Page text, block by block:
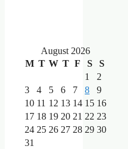
August 2026
M T W T F S
S
1
2
3
4 5 6 7 8
9
10 11 12 13 14 15 16
17 18 19 20 21 22 23
24 25 26 27 28 29 30
31